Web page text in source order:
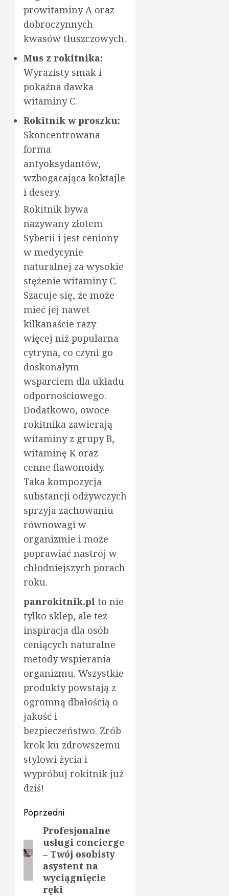
prowitaminy A oraz
dobroczynnych
kwasów tłuszczowych.
Mus z rokitnika:
Wyrazisty smak i
pokaźna dawka
witaminy C.
Rokitnik w proszku:
Skoncentrowana
forma
antyoksydantów,
wzbogacająca koktajle
i desery.
Rokitnik bywa
nazywany złotem
Syberii i jest ceniony
w medycynie
naturalnej za wysokie
stężenie witaminy C.
Szacuje się, że może
mieć jej nawet
kilkanaście razy
więcej niż popularna
cytryna, co czyni go
doskonałym
wsparciem dla układu
odpornościowego.
Dodatkowo, owoce
rokitnika zawierają
witaminy z grupy B,
witaminę K oraz
cenne flawonoidy.
Taka kompozycja
substancji odżywczych
sprzyja zachowaniu
równowagi w
organizmie i może
poprawiać nastrój w
chłodniejszych porach
roku.
panrokitnik.pl to nie
tylko sklep, ale też
inspiracja dla osób
ceniących naturalne
metody wspierania
organizmu. Wszystkie
produkty powstają z
ogromną dbałością o
jakość i
bezpieczeństwo. Zrób
krok ku zdrowszemu
stylowi życia i
wypróbuj rokitnik już
dziś!
Zobacz
wpisy
Poprzedni
Poprzedni
wpis:
Profesjonalne
usługi concierge
– Twój osobisty
asystent na
wyciągnięcie
ręki